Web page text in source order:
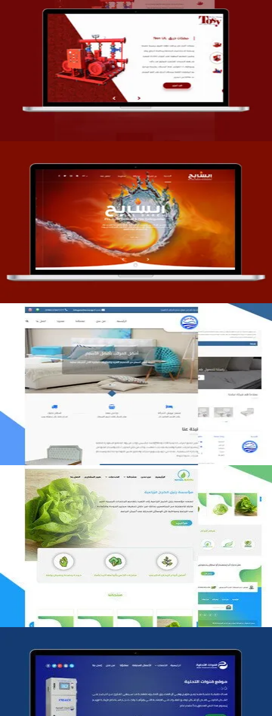
تصميم شركة قمة الأنظمة TOSY
التفاصيل
تصميم موقع السابح للصناعات المعدنية
التفاصيل
مصنع المراتب الخليجية
مؤسسة رتيل الخرج الزراعية
التفاصيل
شركة قنوات التحليه